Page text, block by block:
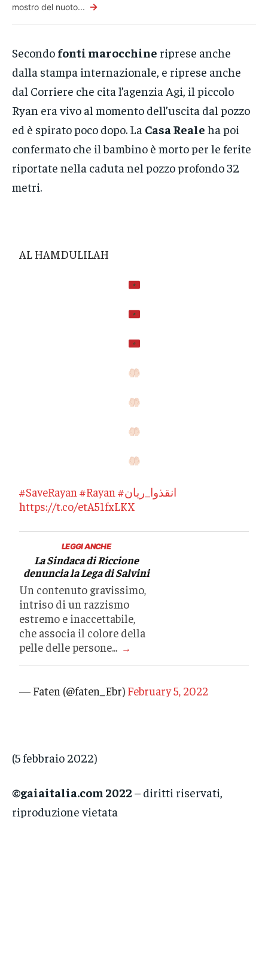
mostro del nuoto... →
Secondo fonti marocchine riprese anche
dalla stampa internazionale, e riprese anche
dal Corriere che cita l’agenzia Agi, il piccolo
Ryan era vivo al momento dell’uscita dal pozzo
ed è spirato poco dopo. La Casa Reale ha poi
confermato che il bambino è morto per le ferite
riportate nella caduta nel pozzo profondo 32
metri.
AL HAMDULILAH
#SaveRayan #Rayan
#انقذوا_ريان
https://t.co/etA51fxLKX
LEGGI ANCHE
La Sindaca di Riccione
denuncia la Lega di Salvini
Un contenuto gravissimo,
intriso di un razzismo
estremo e inaccettabile,
che associa il colore della
pelle delle persone... →
— Faten (@faten_Ebr) February 5, 2022
(5 febbraio 2022)
©gaiaitalia.com 2022 – diritti riservati,
riproduzione vietata